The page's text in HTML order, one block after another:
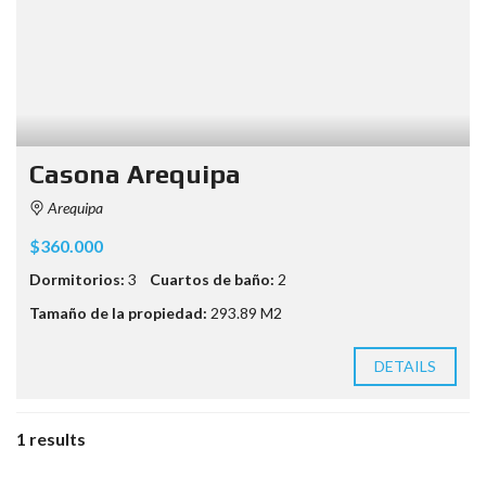
Casona Arequipa
Arequipa
$360.000
Dormitorios: 3 Cuartos de baño: 2
Tamaño de la propiedad: 293.89 M2
DETAILS
1 results